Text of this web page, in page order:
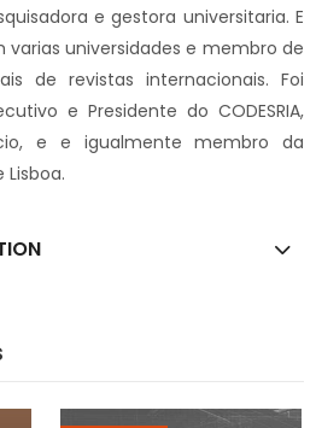
e gestora universitaria. E
varias universidades e membro de
de revistas internacionais. Foi
e Presidente do CODESRIA,
e e igualmente membro da